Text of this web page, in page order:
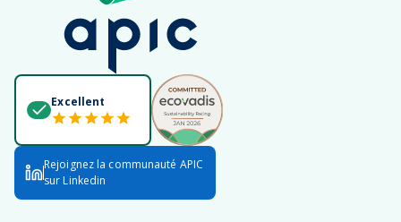
Excellent
Rejoignez la communauté APIC
sur Linkedin